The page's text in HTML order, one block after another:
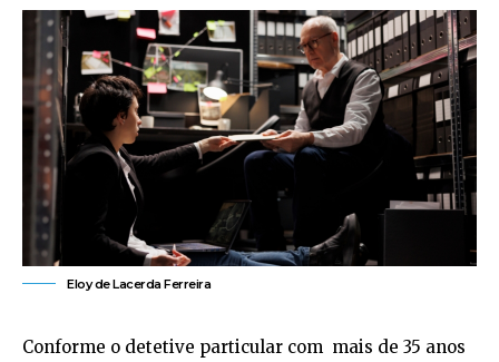
Eloy de Lacerda Ferreira
Conforme o detetive particular com mais de 35 anos